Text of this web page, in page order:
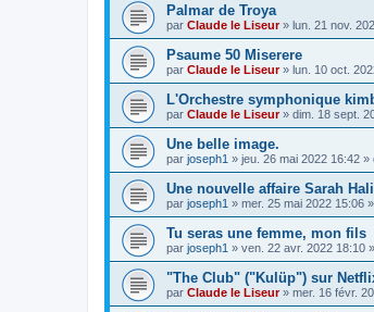
Palmar de Troya
par Claude le Liseur» lun. 21 nov.
Psaume 50 Miserere
par Claude le Liseur» lun. 10 oct.
L'Orchestre symphonique
par Claude le Liseur» dim. 18 sept.
Une belle image.
par joseph1 » jeu. 26 mai 2022 16:42 »
Une nouvelle affaire Sarah
par joseph1 » mer. 25 mai 2022 15:06
Tu seras une femme, mon fils
par joseph1 » ven. 22 avr. 2022 18:10
"The Club" ("Kulüp") sur
par Claude le Liseur» mer. 16 févr.